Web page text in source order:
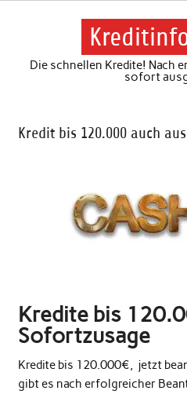
Skip
Die schnellen Kredite! Nach
sofort
Kredit bis 120.000 auch
Kredite bis
Sofortzusage
Kredite bis 120.000€, jetzt
gibt es nach erfolgreicher